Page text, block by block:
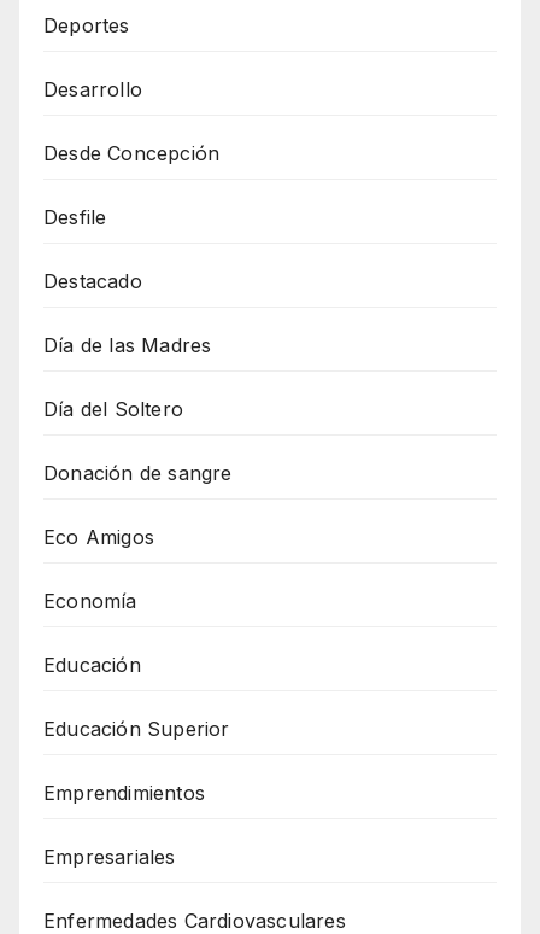
Deportes
Desarrollo
Desde Concepción
Desfile
Destacado
Día de las Madres
Día del Soltero
Donación de sangre
Eco Amigos
Economía
Educación
Educación Superior
Emprendimientos
Empresariales
Enfermedades Cardiovasculares